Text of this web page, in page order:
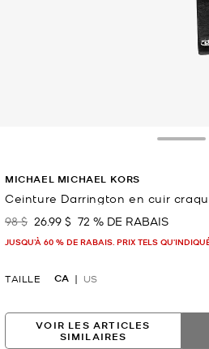
MICHAEL MICHAEL KORS
Ceinture Darrington en cuir
était
98 $ maintenant
26.99 $ 72 % DE RABAIS
JUSQU’À 60 % DE RABAIS. PRIX TELS
TAILLE CA US
VOIR LES ARTICLES
SIMILAIRES